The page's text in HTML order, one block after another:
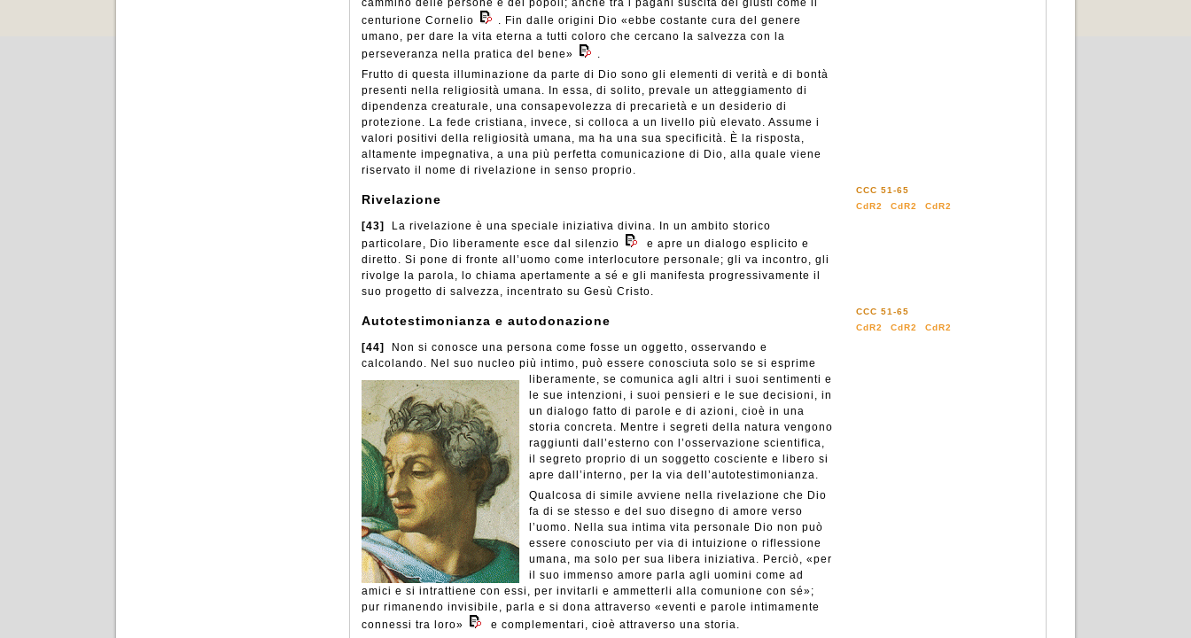
cammino delle persone e dei popoli; anche tra i pagani suscita dei giusti come il
centurione Cornelio
. Fin dalle origini Dio «ebbe costante cura del genere
umano, per dare la vita eterna a tutti coloro che cercano la salvezza con la
perseveranza nella pratica del bene»
.
Frutto di questa illuminazione da parte di Dio sono gli elementi di verità e di bontà
presenti nella religiosità umana. In essa, di solito, prevale un atteggiamento di
dipendenza creaturale, una consapevolezza di precarietà e un desiderio di
protezione. La fede cristiana, invece, si colloca a un livello più elevato. Assume i
valori positivi della religiosità umana, ma ha una sua specificità. È la risposta,
altamente impegnativa, a una più perfetta comunicazione di Dio, alla quale viene
riservato il nome di rivelazione in senso proprio.
Rivelazione
[43]
La rivelazione è una speciale iniziativa divina. In un ambito storico
particolare, Dio liberamente esce dal silenzio
e apre un dialogo esplicito e
diretto. Si pone di fronte all’uomo come interlocutore personale; gli va incontro, gli
rivolge la parola, lo chiama apertamente a sé e gli manifesta progressivamente il
suo progetto di salvezza, incentrato su Gesù Cristo.
CCC 51-65
CdR2
CdR2 CdR2
Autotestimonianza e autodonazione
[44]
Non si conosce una persona come fosse un oggetto, osservando e
calcolando. Nel suo nucleo più intimo, può essere conosciuta solo se si esprime
liberamente, se comunica agli altri i suoi sentimenti e
le sue intenzioni, i suoi pensieri e le sue decisioni, in
un dialogo fatto di parole e di azioni, cioè in una
storia concreta. Mentre i segreti della natura vengono
raggiunti dall’esterno con l’osservazione scientifica,
il segreto proprio di un soggetto cosciente e libero si
apre dall’interno, per la via dell’autotestimonianza.
Qualcosa di simile avviene nella rivelazione che Dio
fa di se stesso e del suo disegno di amore verso
l’uomo. Nella sua intima vita personale Dio non può
essere conosciuto per via di intuizione o riflessione
umana, ma solo per sua libera iniziativa. Perciò, «per
il suo immenso amore parla agli uomini come ad
amici e si intrattiene con essi, per invitarli e ammetterli alla comunione con sé»;
pur rimanendo invisibile, parla e si dona attraverso «eventi e parole intimamente
connessi tra loro»
e complementari, cioè attraverso una storia.
CCC 51-65
CdR2
CdR2 CdR2